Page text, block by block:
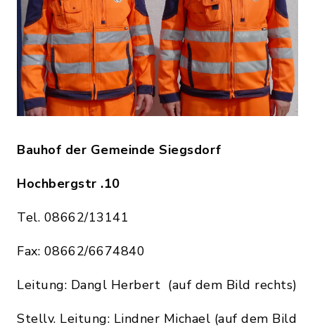
Bauhof der Gemeinde Siegsdorf
Hochbergstr .10
Tel. 08662/13141
Fax: 08662/6674840
Leitung: Dangl Herbert (auf dem Bild rechts)
Stellv. Leitung: Lindner Michael (auf dem Bild